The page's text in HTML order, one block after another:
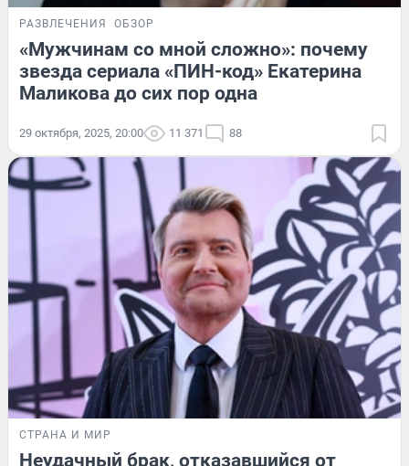
РАЗВЛЕЧЕНИЯ ОБЗОР
«Мужчинам со мной сложно»: почему
звезда сериала «ПИН-код» Екатерина
Маликова до сих пор одна
29 октября, 2025, 20:00 11 371 88
СТРАНА И МИР
Неудачный брак, отказавшийся от